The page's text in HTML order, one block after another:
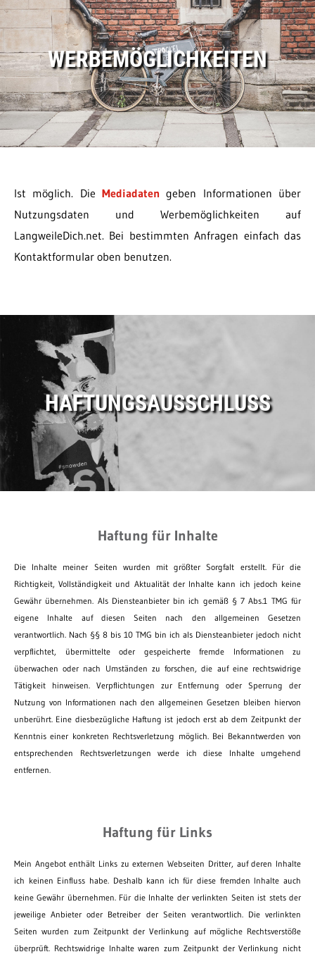
WERBEMÖGLICHKEITEN
Ist möglich. Die Mediadaten geben Informationen über
Nutzungsdaten und Werbemöglichkeiten auf
LangweileDich.net. Bei bestimmten Anfragen einfach das
Kontaktformular oben benutzen.
HAFTUNGSAUSSCHLUSS
Haftung für Inhalte
Die Inhalte meiner Seiten wurden mit größter Sorgfalt erstellt. Für die
Richtigkeit, Vollständigkeit und Aktualität der Inhalte kann ich jedoch keine
Gewähr übernehmen. Als Diensteanbieter bin ich gemäß § 7 Abs.1 TMG für
eigene Inhalte auf diesen Seiten nach den allgemeinen Gesetzen
verantwortlich. Nach §§ 8 bis 10 TMG bin ich als Diensteanbieter jedoch nicht
verpflichtet, übermittelte oder gespeicherte fremde Informationen zu
überwachen oder nach Umständen zu forschen, die auf eine rechtswidrige
Tätigkeit hinweisen. Verpflichtungen zur Entfernung oder Sperrung der
Nutzung von Informationen nach den allgemeinen Gesetzen bleiben hiervon
unberührt. Eine diesbezügliche Haftung ist jedoch erst ab dem Zeitpunkt der
Kenntnis einer konkreten Rechtsverletzung möglich. Bei Bekanntwerden von
entsprechenden Rechtsverletzungen werde ich diese Inhalte umgehend
entfernen.
Haftung für Links
Mein Angebot enthält Links zu externen Webseiten Dritter, auf deren Inhalte
ich keinen Einfluss habe. Deshalb kann ich für diese fremden Inhalte auch
keine Gewähr übernehmen. Für die Inhalte der verlinkten Seiten ist stets der
jeweilige Anbieter oder Betreiber der Seiten verantwortlich. Die verlinkten
Seiten wurden zum Zeitpunkt der Verlinkung auf mögliche Rechtsverstöße
überprüft. Rechtswidrige Inhalte waren zum Zeitpunkt der Verlinkung nicht